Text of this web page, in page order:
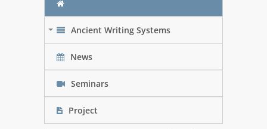
Ancient Writing Systems
News
Seminars
Project